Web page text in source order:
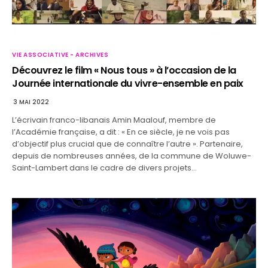
VIE ASSOCIATIVE - ARCHIVES
Découvrez le film « Nous tous » à l’occasion de la
Journée internationale du vivre-ensemble en paix
3 MAI 2022
L’écrivain franco-libanais Amin Maalouf, membre de
l’Académie française, a dit : « En ce siècle, je ne vois pas
d’objectif plus crucial que de connaître l’autre ». Partenaire,
depuis de nombreuses années, de la commune de Woluwe-
Saint-Lambert dans le cadre de divers projets…